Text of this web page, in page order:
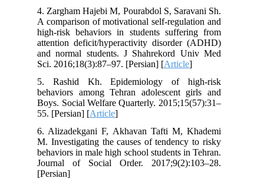
4. Zargham Hajebi M, Pourabdol S, Saravani Sh.
A comparison of motivational self-regulation and
high-risk behaviors in students suffering from
attention deficit/hyperactivity disorder (ADHD)
and normal students. J Shahrekord Univ Med
Sci. 2016;18(3):87–97. [Persian] [Article
5. Rashid Kh. Epidemiology of high-risk
behaviors among Tehran adolescent girls and
Boys. Social Welfare Quarterly. 2015;15(57):31–
55. [Persian] [Article
6. Alizadekgani F, Akhavan Tafti M, Khademi
M. Investigating the causes of tendency to risky
behaviors in male high school students in Tehran.
Journal of Social Order. 2017;9(2):103–28.
[Persian]